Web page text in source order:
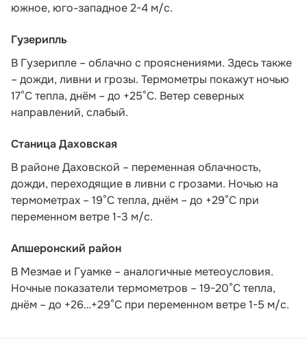
южное, юго-западное 2-4 м/с.
Гузерипль
В Гузерипле – облачно с прояснениями. Здесь также
– дожди, ливни и грозы. Термометры покажут ночью
17°С тепла, днём – до +25°С. Ветер северных
направлений, слабый.
Станица Даховская
В районе Даховской – переменная облачность,
дожди, переходящие в ливни с грозами. Ночью на
термометрах – 19°C тепла, днём – до +29°C при
переменном ветре 1-3 м/с.
Апшеронский район
В Мезмае и Гуамке – аналогичные метеоусловия.
Ночные показатели термометров – 19-20°С тепла,
днём – до +26…+29°С при переменном ветре 1-5 м/с.